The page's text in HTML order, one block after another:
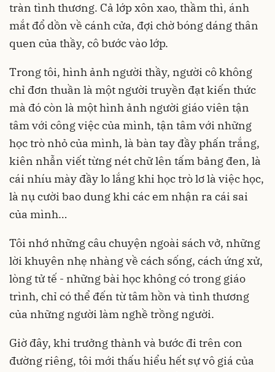
tràn tình thương. Cả lớp xôn xao, thầm thì, ánh
mắt đổ dồn về cánh cửa, đợi chờ bóng dáng thân
quen của thầy, cô bước vào lớp.
Trong tôi, hình ảnh người thầy, người cô không
chỉ đơn thuần là một người truyền đạt kiến thức
mà đó còn là một hình ảnh người giáo viên tận
tâm với công việc của mình, tận tâm với những
học trò nhỏ của mình, là bàn tay đầy phấn trắng,
kiên nhẫn viết từng nét chữ lên tấm bảng đen, là
cái nhíu mày đầy lo lắng khi học trò lơ là việc học,
là nụ cười bao dung khi các em nhận ra cái sai
của mình…
Tôi nhớ những câu chuyện ngoài sách vở, những
lời khuyên nhẹ nhàng về cách sống, cách ứng xử,
lòng tử tế - những bài học không có trong giáo
trình, chỉ có thể đến từ tâm hồn và tình thương
của những người làm nghề trồng người.
Giờ đây, khi trưởng thành và bước đi trên con
đường riêng, tôi mới thấu hiểu hết sự vô giá của